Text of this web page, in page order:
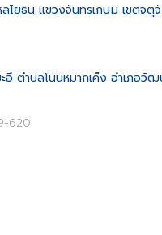
ยธิน แขวงจันทรเกษม เขตจตุ
ตำบลโนนหมากเค็ง อำเภอวัฒ
620